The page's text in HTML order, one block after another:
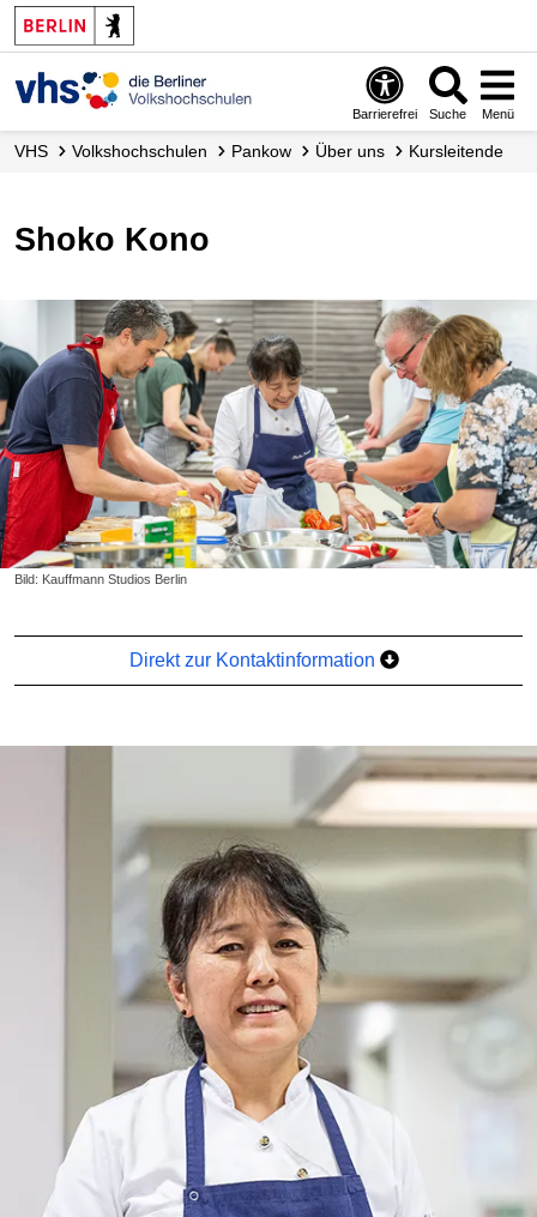
Barrierefrei Suche Menü
VHS Volks­hochschulen Pankow Über uns Kursleitende
Shoko Kono
Bild: Kauffmann Studios Berlin
Direkt zur Kontaktinformation